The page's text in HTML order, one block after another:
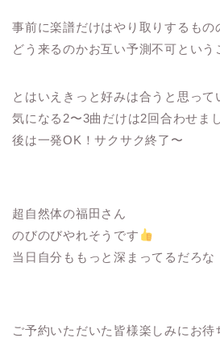
事前に楽譜だけはやり取りするもの
どう来るのかお互い予測不可という
とはいえきっと好みは合うと思って
気になる2〜3曲だけは2回合わせま
後は一発OK！サクサク終了〜
超自然体の福田さん
のびのびやれそうです
当日自分ももっと深まってるだろな
ご予約いただいた皆様楽しみにお待